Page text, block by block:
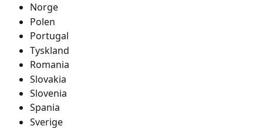
Norge
Polen
Portugal
Tyskland
Romania
Slovakia
Slovenia
Spania
Sverige